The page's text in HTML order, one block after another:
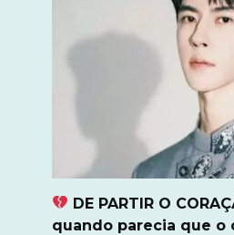
DE PARTIR O
quando parecia que o